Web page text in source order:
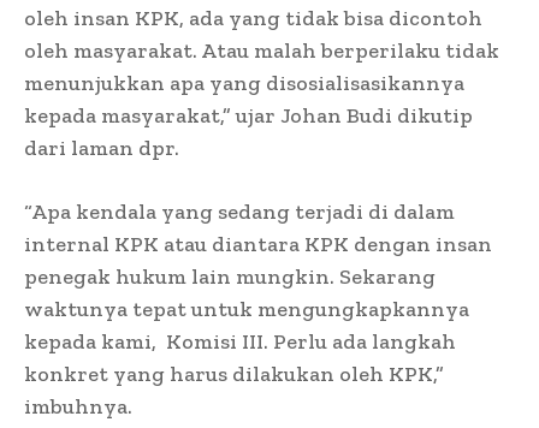
oleh insan KPK, ada yang tidak bisa dicontoh
oleh masyarakat. Atau malah berperilaku tidak
menunjukkan apa yang disosialisasikannya
kepada masyarakat,” ujar Johan Budi dikutip
dari laman dpr.
“Apa kendala yang sedang terjadi di dalam
internal KPK atau diantara KPK dengan insan
penegak hukum lain mungkin. Sekarang
waktunya tepat untuk mengungkapkannya
kepada kami, Komisi III. Perlu ada langkah
konkret yang harus dilakukan oleh KPK,”
imbuhnya.